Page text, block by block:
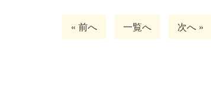
« 前へ 一覧へ 次へ »